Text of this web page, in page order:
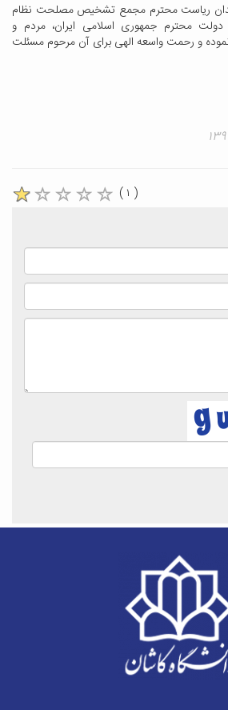
ریاست محترم مجمع تشخیص مصلحت نظام
دولت محترم جمهوری اسلامی ایران، مردم و
و رحمت واسعه الهی برای آن مرحوم مسئلت
( ۱ )